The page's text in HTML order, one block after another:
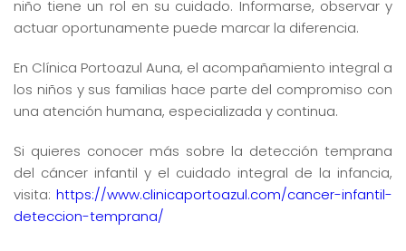
niño tiene un rol en su cuidado. Informarse, observar y
actuar oportunamente puede marcar la diferencia.
En Clínica Portoazul Auna, el acompañamiento integral a
los niños y sus familias hace parte del compromiso con
una atención humana, especializada y continua.
Si quieres conocer más sobre la detección temprana
del cáncer infantil y el cuidado integral de la infancia,
visita: https://www.clinicaportoazul.com/cancer-infantil-
deteccion-temprana/